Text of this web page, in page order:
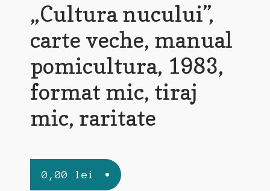
„Cultura nucului”,
carte veche, manual
pomicultura, 1983,
format mic, tiraj
mic, raritate
0,00 lei